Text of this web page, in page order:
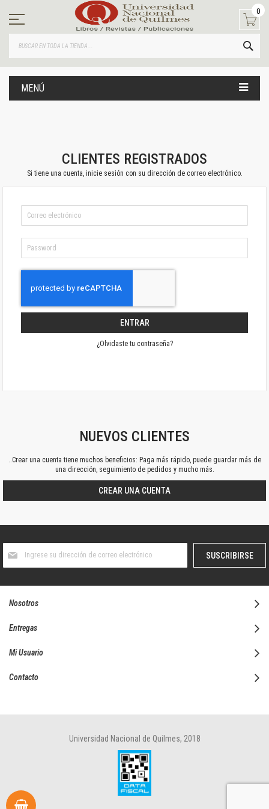
contenido
0
MENÚ
CLIENTES REGISTRADOS
Si tiene una cuenta, inicie sesión con su dirección de correo electrónico.
ENTRAR
¿Olvidaste tu contraseña?
NUEVOS CLIENTES
..Crear una cuenta tiene muchos beneficios: Paga más rápido, puede guardar más de
una dirección, seguimiento de pedidos y mucho más.
CREAR UNA CUENTA
boletín
SUSCRIBIRSE
Nosotros
Entregas
Mi Usuario
Contacto
Universidad Nacional de Quilmes, 2018